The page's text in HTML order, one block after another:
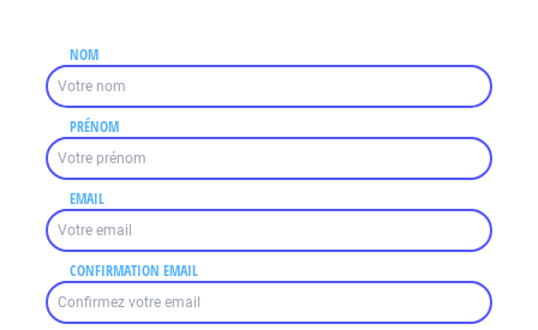
NOM
PRÉNOM
EMAIL
CONFIRMATION EMAIL